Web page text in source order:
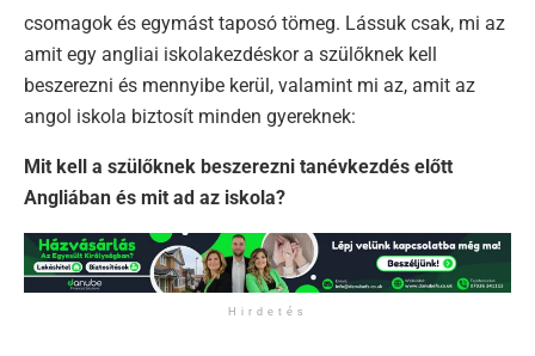
csomagok és egymást taposó tömeg. Lássuk csak, mi az
amit egy angliai iskolakezdéskor a szülőknek kell
beszerezni és mennyibe kerül, valamint mi az, amit az
angol iskola biztosít minden gyereknek:
Mit kell a szülőknek beszerezni tanévkezdés előtt
Angliában és mit ad az iskola?
Hirdetés